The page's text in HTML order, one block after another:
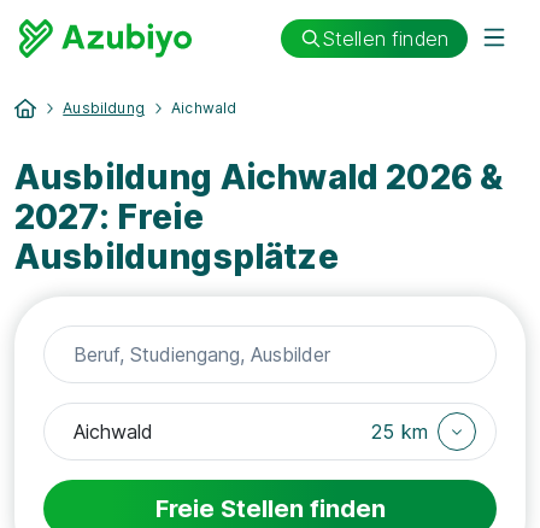
Stellen finden
Ausbildung Aichwald
Ausbildung Aichwald 2026 &
2027: Freie
Ausbildungsplätze
25 km
Freie Stellen finden